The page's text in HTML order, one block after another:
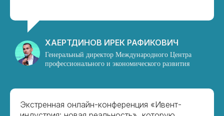
ХАЕРТДИНОВ ИРЕК РАФИКОВИЧ
Генеральный директор Международного Центра
профессионального и экономического развития
Экстренная онлайн-конференция «Ивент-